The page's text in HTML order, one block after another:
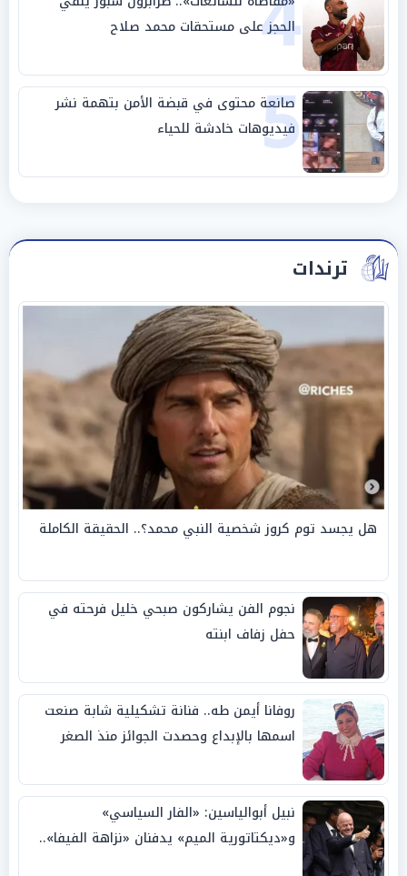
الحجز على مستحقات محمد صلاح
5
صانعة محتوى في قبضة الأمن بتهمة نشر
فيديوهات خادشة للحياء
ترندات
هل يجسد توم كروز شخصية النبي محمد؟.. الحقيقة الكاملة
نجوم الفن يشاركون صبحي خليل فرحته في
حفل زفاف ابنته
روفانا أيمن طه.. فنانة تشكيلية شابة صنعت
اسمها بالإبداع وحصدت الجوائز منذ الصغر
نبيل أبوالياسين: «الفار السياسي»
و«ديكتاتورية الميم» يدفنان «نزاهة الفيفا»..